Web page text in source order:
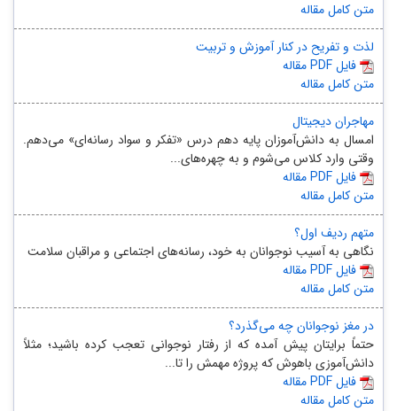
متن کامل مقاله
لذت و تفریح‏ در کنار آموزش و تربیت
مقاله PDF فایل
متن کامل مقاله
مهاجران دیجیتال
امسال به دانش‌آموزان پایه دهم درس «تفکر و سواد رسانه‌ای» می‌دهم.
وقتی وارد کلاس می‌شوم و به چهره‌های...
مقاله PDF فایل
متن کامل مقاله
متهم ردیف اول؟
نگاهی به آسیب نوجوانان به خود، رسانه‌های اجتماعی و مراقبان سلامت
مقاله PDF فایل
متن کامل مقاله
در مغز نوجوانان چه می‌گذرد؟
حتماً برایتان پیش آمده که از رفتار نوجوانی تعجب کرده باشید؛ مثلاً
دانش‌آموزی باهوش که پروژه مهمش را تا...
مقاله PDF فایل
متن کامل مقاله